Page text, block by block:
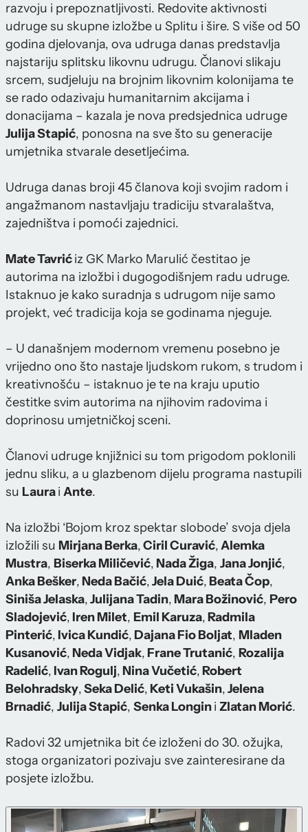
razvoju i prepoznatljivosti. Redovite aktivnosti
udruge su skupne izložbe u Splitu i šire. S više od 50
godina djelovanja, ova udruga danas predstavlja
najstariju splitsku likovnu udrugu. Članovi slikaju
srcem, sudjeluju na brojnim likovnim kolonijama te
se rado odazivaju humanitarnim akcijama i
donacijama – kazala je nova predsjednica udruge
Julija Stapić, ponosna na sve što su generacije
umjetnika stvarale desetljećima.
Udruga danas broji 45 članova koji svojim radom i
angažmanom nastavljaju tradiciju stvaralaštva,
zajedništva i pomoći zajednici.
Mate Tavrićiz GK Marko Marulić čestitao je
autorima na izložbi i dugogodišnjem radu udruge.
Istaknuo je kako suradnja s udrugom nije samo
projekt, već tradicija koja se godinama njeguje.
– U današnjem modernom vremenu posebno je
vrijedno ono što nastaje ljudskom rukom, s trudom i
kreativnošću – istaknuo je te na kraju uputio
čestitke svim autorima na njihovim radovima i
doprinosu umjetničkoj sceni.
Članovi udruge knjižnici su tom prigodom poklonili
jednu sliku, a u glazbenom dijelu programa nastupili
su Laurai Ante.
Na izložbi ‘Bojom kroz spektar slobode’ svoja djela
izložili su Mirjana Berka,Ciril Curavić,Alemka
Mustra, Biserka Miličević, Nada Žiga, Jana Jonjić,
Anka Bešker, Neda Bačić,Jela Duić, Beata Čop,
Siniša Jelaska,Julijana Tadin, Mara Božinović, Pero
Sladojević, Iren Milet, Emil Karuza,Radmila
Pinterić, Ivica Kundić, Dajana Fio Boljat, Mladen
Kusanović, Neda Vidjak, Frane Trutanić, Rozalija
Radelić, Ivan Rogulj, Nina Vučetić,Robert
Belohradsky,Seka Delić, Keti Vukašin,Jelena
Brnadić, Julija Stapić, Senka Longini Zlatan Morić.
Radovi 32 umjetnika bit će izloženi do 30. ožujka,
stoga organizatori pozivaju sve zainteresirane da
posjete izložbu.